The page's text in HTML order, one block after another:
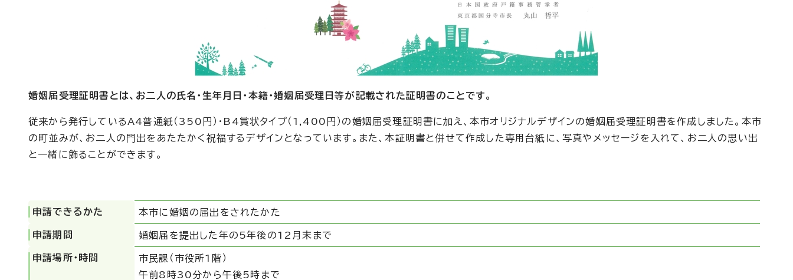
婚姻届受理証明書とは、お二人の氏名・生年月日・本籍・婚姻届受理日等が記載された証明書のことです。
従来から発行しているA4普通紙（350円）・B4賞状タイプ（1,400円）の婚姻届受理証明書に加え、本市オリジナルデザインの婚姻届受理証明書を作成しました。本市
の町並みが、お二人の門出をあたたかく祝福するデザインとなっています。また、本証明書と併せて作成した専用台紙に、写真やメッセージを入れて、お二人の思い出
と一緒に飾ることができます。
申請できるかた 本市に婚姻の届出をされたかた
申請期間 婚姻届を提出した年の5年後の12月末まで
申請場所・時間
市民課（市役所1階）
午前8時30分から午後5時まで